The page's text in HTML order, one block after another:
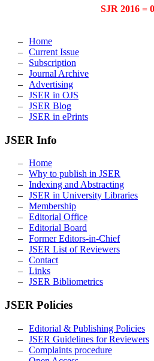
SJR 2016 =
Home
Current Issue
Subscription
Journal Archive
Advertising
JSER in OJS
JSER Blog
JSER in ePrints
JSER Info
Home
Why to publish in JSER
Indexing and Abstracting
JSER in University Libraries
Membership
Editorial Office
Editorial Board
Former Editors-in-Chief
JSER List of Reviewers
Contact
Links
JSER Bibliometrics
JSER Policies
Editorial & Publishing Policies
JSER Guidelines for Reviewers
Complaints procedure